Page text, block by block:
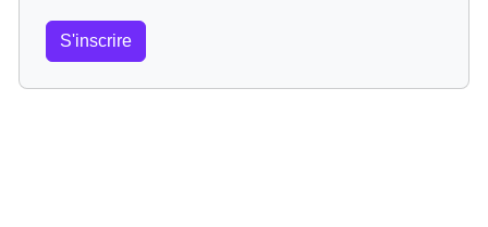
S'inscrire